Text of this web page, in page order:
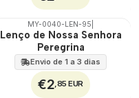
🇵🇹
100%
MY-0040-LEN-95
Lenço de Nossa Senhora
Peregrina
Envio de 1 a 3 dias
€2,85 EUR